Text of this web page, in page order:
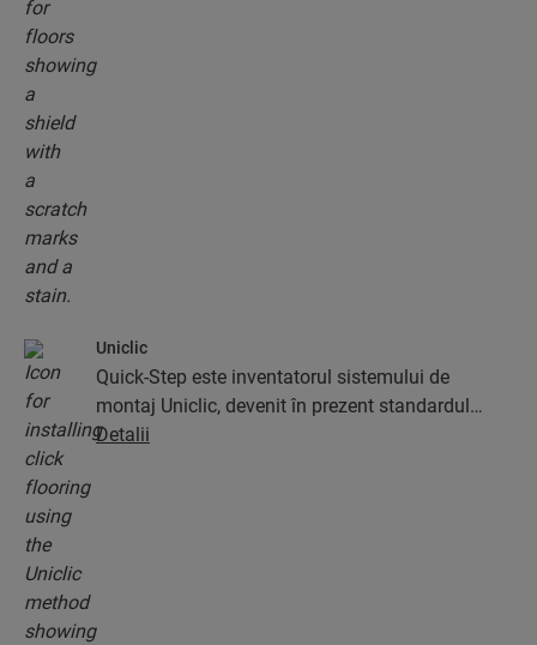
Uniclic
Quick-Step este inventatorul sistemului de
montaj Uniclic, devenit în prezent standardul
pentru sistemele de montaj cu clic. Utilizați acest
Detalii